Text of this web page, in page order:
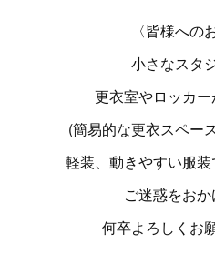
〈皆様への
小さなスタ
更衣室やロッカー
(簡易的な更衣スペー
軽装、動きやすい服装
ご迷惑をお
何卒よろしくお